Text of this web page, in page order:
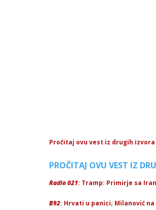
Pročitaj ovu vest iz drugih izvora
PROČITAJ OVU VEST IZ
Radio 021: Tramp: Primirje sa
B92: Hrvati u panici; Milanović